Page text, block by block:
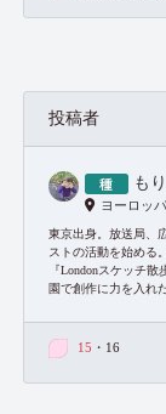
投稿者
も
ヨーロッ
東京出身。放送局、
ストの活動を始める
『Londonスケッチ
園で創作に力を入れ
15 ・16